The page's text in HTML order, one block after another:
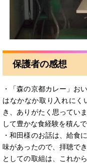
保護者の感想
・「森の京都カレー」お
はなかなか取り入れにく
き、ありがたく思ってい
して豊かな食経験を積ん
・和田様のお話は、給食
味があったので、拝聴で
としての取組は、これか